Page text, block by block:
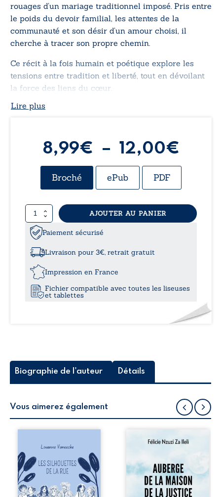
rouages d’un mariage traditionnel imposé. Pris entre
le poids du devoir familial, les attentes de la
communauté et son désir d’un amour choisi, il
cherche à tracer son propre chemin.
Ce récit à la fois humain et poétique explore les
tensions entre tradition et liberté, tout en dévoilant
la force des liens du cœur.
Lire plus
8,99€ – 12,00€
de
Broché ePub PDF
quantité
de
Le
grand-
mariage
Quand
mémoire
défait
AJOUTER AU PANIER
Paiement sécurisé
Livraison pour 3€, retrait gratuit
Impression en France
Fichier compatible avec toutes les liseuses
et tablettes
Biographie de l'auteur Détails
Vous aimerez également
la rue donne la
parole à six
personnages
ordinaires,
traversés par des
pensées, des
Auberge de la
récit-témoignage
consacré au
parcours
exemplaire de